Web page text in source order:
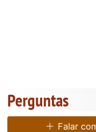
Perguntas
Falar